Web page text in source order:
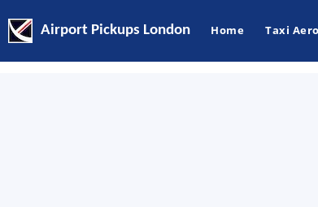
Airport Pickups London Home Taxi